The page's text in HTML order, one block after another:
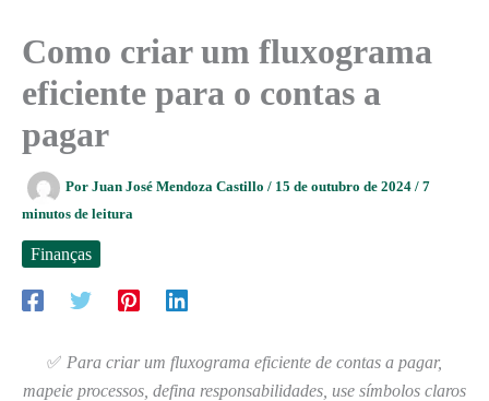
Como criar um fluxograma
eficiente para o contas a
pagar
Por Juan José Mendoza Castillo / 15 de outubro de 2024 / 7
minutos de leitura
Finanças
✅ Para criar um fluxograma eficiente de contas a pagar,
mapeie processos, defina responsabilidades, use símbolos claros